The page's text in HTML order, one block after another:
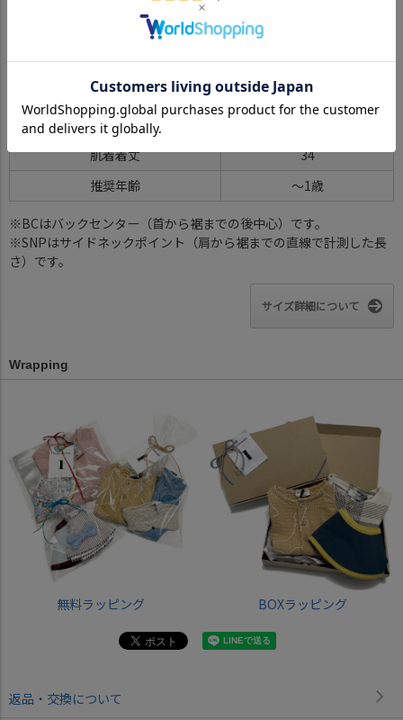
股下
24.5
フード丈
25
フード幅
肌着着丈
34
推奨年齢
～1歳
※BCはバックセンター（首から裾までの後中心）です。
※SNPはサイドネックポイント（肩から裾までの直線で計測した長
さ）です。
サイズ詳細について
Wrapping
無料ラッピング BOXラッピング
返品・交換について